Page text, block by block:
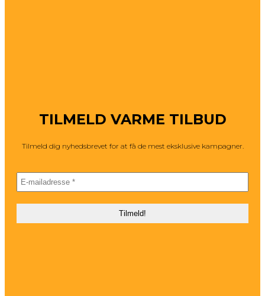
TILMELD VARME TILBUD
Tilmeld dig nyhedsbrevet for at få de mest eksklusive kampagner.